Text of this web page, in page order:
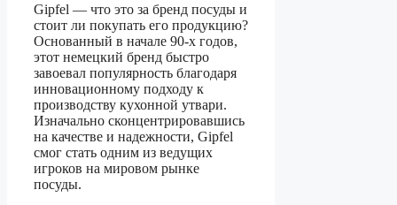
Gipfel — что это за бренд посуды и
стоит ли покупать его продукцию?
Основанный в начале 90-х годов,
этот немецкий бренд быстро
завоевал популярность благодаря
инновационному подходу к
производству кухонной утвари.
Изначально сконцентрировавшись
на качестве и надежности, Gipfel
смог стать одним из ведущих
игроков на мировом рынке
посуды.